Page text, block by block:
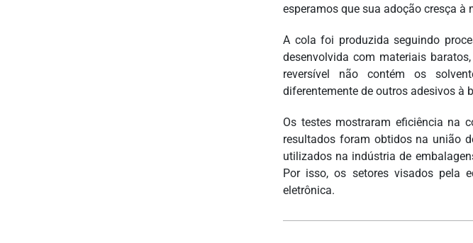
esperamos que sua adoção cresça à
A cola foi produzida seguindo
desenvolvida com materiais
reversível não contém os
diferentemente de outros adesivos à
Os testes mostraram eficiência na
resultados foram obtidos na união
utilizados na indústria de
Por isso, os setores visados pela
eletrônica.